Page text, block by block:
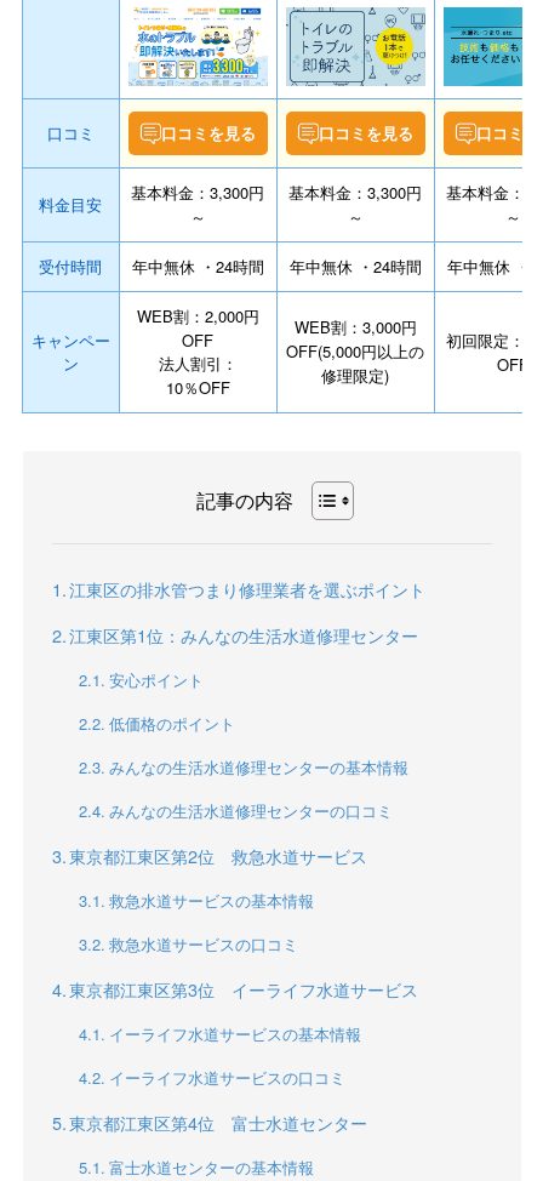
口コミ 口コミを見る 口コミを見る 口コミ
料金目安
基本料金：3,300円
～
基本料金：3,300円
～
基本料金：
～
受付時間 年中無休 ・24時間 年中無休 ・24時間 年中無休 ・
キャンペー
ン
WEB割：2,000円
OFF
法人割引：
10％OFF
WEB割：3,000円
OFF(5,000円以上の
修理限定)
初回限定：
OFF
記事の内容
江東区の排水管つまり修理業者を選ぶポイント
江東区第1位：みんなの生活水道修理センター
安心ポイント
低価格のポイント
みんなの生活水道修理センターの基本情報
みんなの生活水道修理センターの口コミ
東京都江東区第2位 救急水道サービス
救急水道サービスの基本情報
救急水道サービスの口コミ
東京都江東区第3位 イーライフ水道サービス
イーライフ水道サービスの基本情報
イーライフ水道サービスの口コミ
東京都江東区第4位 富士水道センター
富士水道センターの基本情報